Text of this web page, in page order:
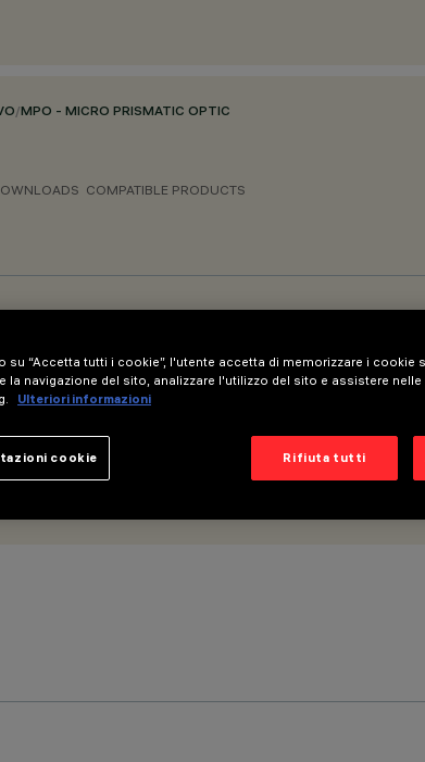
/MPO - MICRO PRISMATIC OPTIC
COMPATIBLE PRODUCTS
su “Accetta tutti i cookie”, l'utente accetta di memorizzare i cookie
la navigazione del sito, analizzare l'utilizzo del sito e assistere
Ulteriori informazioni
Rifiuta tutti
cookie